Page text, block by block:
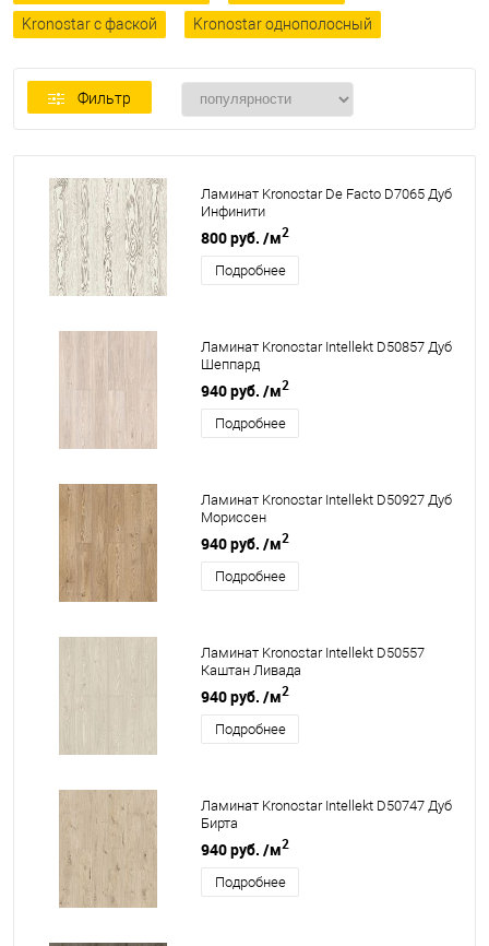
Kronostar с фаской
Kronostar однополосный
Фильтр
Ламинат Kronostar De Facto D7065 Дуб
Инфинити
800 руб. /м2
Подробнее
Ламинат Kronostar Intellekt D50857 Дуб
Шеппард
940 руб. /м2
Подробнее
Ламинат Kronostar Intellekt D50927 Дуб
Мориссен
940 руб. /м2
Подробнее
Ламинат Kronostar Intellekt D50557
Каштан Ливада
940 руб. /м2
Подробнее
Ламинат Kronostar Intellekt D50747 Дуб
Бирта
940 руб. /м2
Подробнее